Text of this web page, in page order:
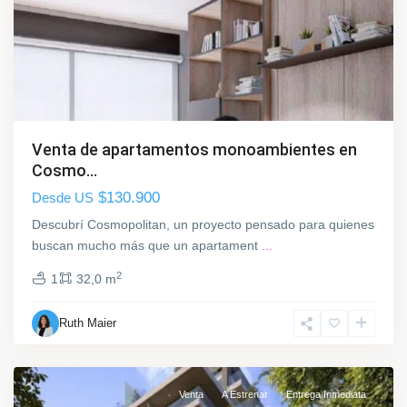
Venta de apartamentos monoambientes en
Cosmo...
Desde US $130.900
Descubrí Cosmopolitan, un proyecto pensado para quienes
buscan mucho más que un apartament
1 32,0 m2
Ruth Maier
u
e
n
t
e
i
e
Venta A Estrenar Entrega Inmediata
a
r